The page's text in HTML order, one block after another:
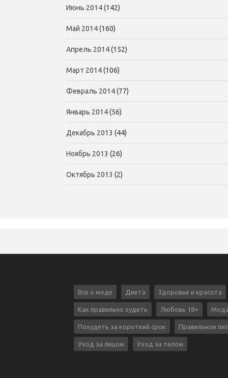
Июнь 2014(142)
Май 2014(160)
Апрель 2014(152)
Март 2014(106)
Февраль 2014(77)
Январь 2014(56)
Декабрь 2013 (44)
Ноябрь 2013 (26)
Октябрь 2013 (2)
Все о моде Диета Здоровье и красота
Как правильно худеть Любовь 18+
Похудеть за короткий срок Правильное
Уход за лицом Уход за телом